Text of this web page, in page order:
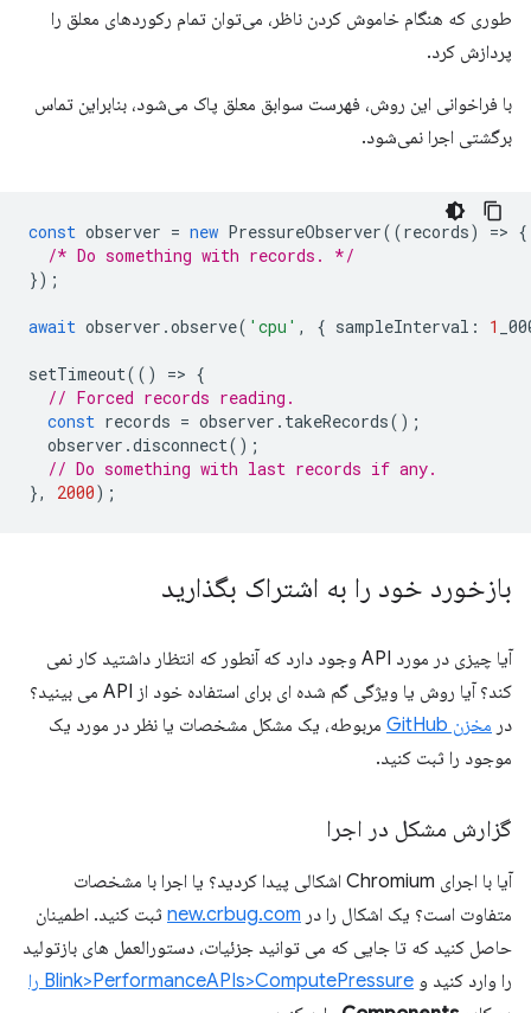
طوری که هنگام خاموش کردن ناظر، می‌توان تمام رکوردهای معلق را
پردازش کرد.
با فراخوانی این روش، فهرست سوابق معلق پاک می‌شود، بنابراین تماس
برگشتی اجرا نمی‌شود.
const observer = new PressureObserver((records) => {
/* Do something with records. */
});
await observer .observe( 'cpu' , { sampleInterval : 1
setTimeout(() => {
// Forced records reading.
const records = observer . takeRecords();
observer .disconnect();
// Do something with last records if any.
},
2000);
بازخورد خود را به اشتراک بگذارید
آیا چیزی در مورد API وجود دارد که آنطور که انتظار داشتید کار نمی
کند؟ آیا روش یا ویژگی گم شده ای برای استفاده خود از API می بینید؟
در مخزن GitHub
مربوطه، یک مشکل مشخصات یا نظر در مورد یک
موجود را ثبت کنید.
گزارش مشکل در اجرا
آیا با اجرای Chromium اشکالی پیدا کردید؟ یا اجرا با مشخصات
متفاوت است؟ یک اشکال را در new.crbug.com ثبت کنید. اطمینان
حاصل کنید که تا جایی که می توانید جزئیات، دستورالعمل های بازتولید
را وارد کنید و Blink>PerformanceAPIs>ComputePressure را